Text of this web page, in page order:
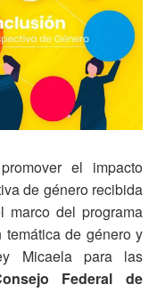
el impacto
de género recibida
marco del programa
temática de género y
Micaela para las
Federal de